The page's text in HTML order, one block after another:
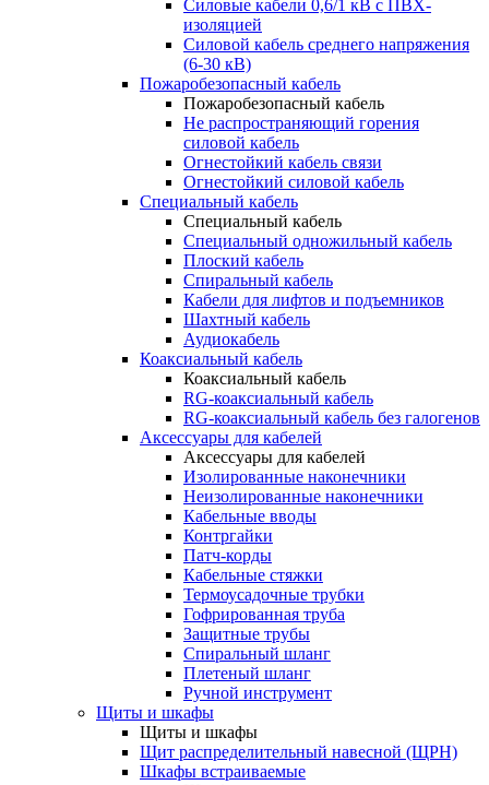
Силовые кабели 0,6/1 кВ с ПВХ-
изоляцией
Силовой кабель среднего напряжения
(6-30 кВ)
Пожаробезопасный кабель
Пожаробезопасный кабель
Не распространяющий горения
силовой кабель
Огнестойкий кабель связи
Огнестойкий силовой кабель
Специальный кабель
Специальный кабель
Специальный одножильный кабель
Плоский кабель
Спиральный кабель
Кабели для лифтов и подъемников
Шахтный кабель
Аудиокабель
Коаксиальный кабель
Коаксиальный кабель
RG-коаксиальный кабель
RG-коаксиальный кабель без галогенов
Аксессуары для кабелей
Аксессуары для кабелей
Изолированные наконечники
Неизолированные наконечники
Кабельные вводы
Контргайки
Патч-корды
Кабельные стяжки
Термоусадочные трубки
Гофрированная труба
Защитные трубы
Спиральный шланг
Плетеный шланг
Ручной инструмент
Щиты и шкафы
Щиты и шкафы
Щит распределительный навесной (ЩРН)
Шкафы встраиваемые